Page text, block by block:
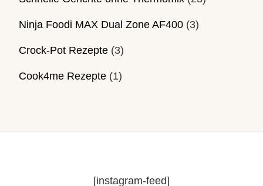
Ninja Foodi MAX Dual Zone AF400 (3)
Crock-Pot Rezepte (3)
Cook4me Rezepte (1)
[instagram-feed]